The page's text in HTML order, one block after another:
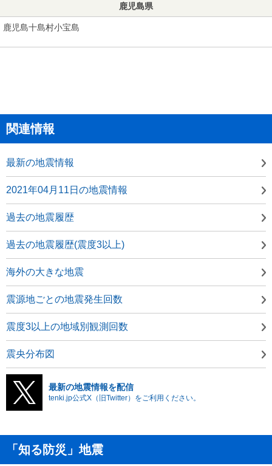
鹿児島県
鹿児島十島村小宝島
関連情報
最新の地震情報
2021年04月11日の地震情報
過去の地震履歴
過去の地震履歴(震度3以上)
海外の大きな地震
震源地ごとの地震発生回数
震度3以上の地域別観測回数
震央分布図
最新の地震情報を配信
tenki.jp公式X（旧Twitter）をご利用ください。
「知る防災」地震